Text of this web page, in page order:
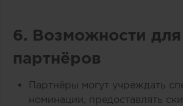
6. Возможности для
партнёров
Партнёры могут учреждать
номинации, предоставлять